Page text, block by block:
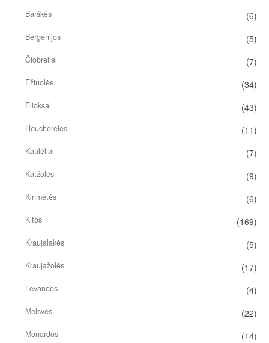
Barškės (6)
Bergenijos (5)
Čiobreliai (7)
Ežiuolės (34)
Flioksai (43)
Heucherėlės (11)
Katilėliai (7)
Katžolės (9)
Kinmėtės (6)
Kitos (169)
Kraujalakės (5)
Kraujažolės (17)
Levandos (4)
Melsvės (22)
Monardos (14)